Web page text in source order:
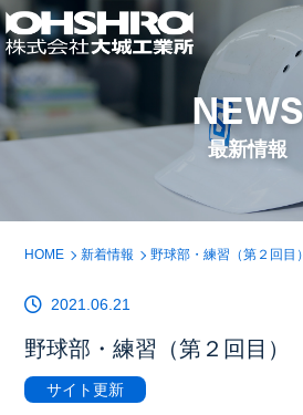
NEWS
最新情報
HOME 新着情報 野球部・練習（第２回目）
2021.06.21
野球部・練習（第２回目）
サイト更新